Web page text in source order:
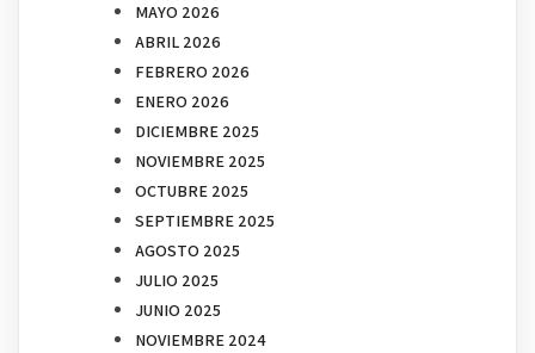
MAYO 2026
ABRIL 2026
FEBRERO 2026
ENERO 2026
DICIEMBRE 2025
NOVIEMBRE 2025
OCTUBRE 2025
SEPTIEMBRE 2025
AGOSTO 2025
JULIO 2025
JUNIO 2025
NOVIEMBRE 2024